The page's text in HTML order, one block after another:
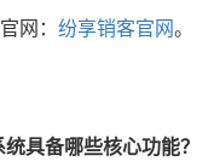
网： 纷享销客官网。
具备哪些核心功能？